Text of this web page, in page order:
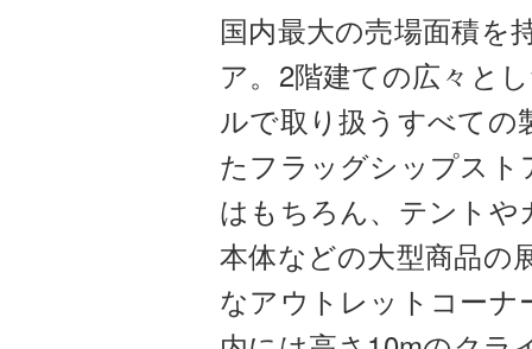
国内最大の売場面積を
ア。2階建ての広々と
ルで取り扱うすべての
たフラッグシップスト
はもちろん、テントや
本体などの大型商品の
なアウトレットコーナ